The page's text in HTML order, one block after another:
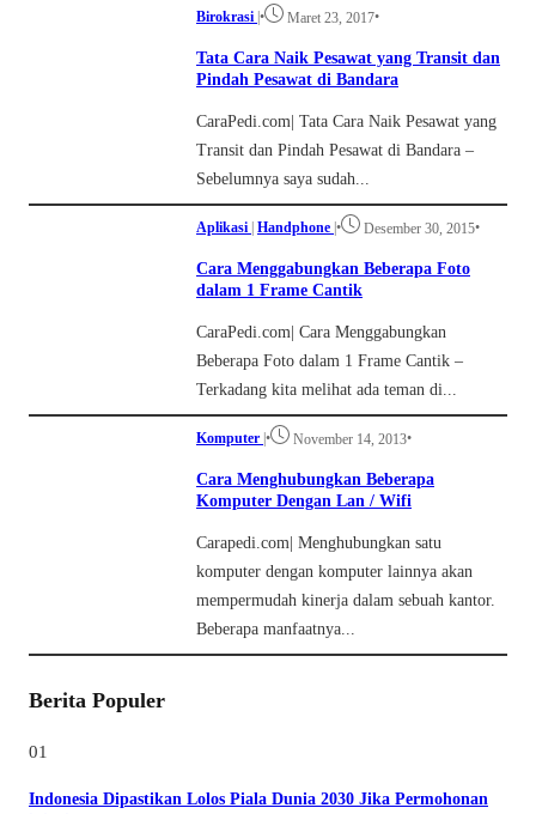
Birokrasi • Maret 23, 2017•
Tata Cara Naik Pesawat yang Transit dan
Pindah Pesawat di Bandara
CaraPedi.com| Tata Cara Naik Pesawat yang
Transit dan Pindah Pesawat di Bandara –
Sebelumnya saya sudah...
Aplikasi Handphone • Desember 30, 2015•
Cara Menggabungkan Beberapa Foto
dalam 1 Frame Cantik
CaraPedi.com| Cara Menggabungkan
Beberapa Foto dalam 1 Frame Cantik –
Terkadang kita melihat ada teman di...
Komputer • November 14, 2013•
Cara Menghubungkan Beberapa
Komputer Dengan Lan / Wifi
Carapedi.com| Menghubungkan satu
komputer dengan komputer lainnya akan
mempermudah kinerja dalam sebuah kantor.
Beberapa manfaatnya...
Berita Populer
01
Indonesia Dipastikan Lolos Piala Dunia 2030 Jika Permohonan